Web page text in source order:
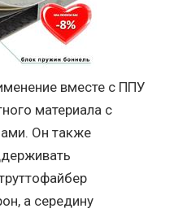
вместе с ППУ
материала с
Он также
а середину